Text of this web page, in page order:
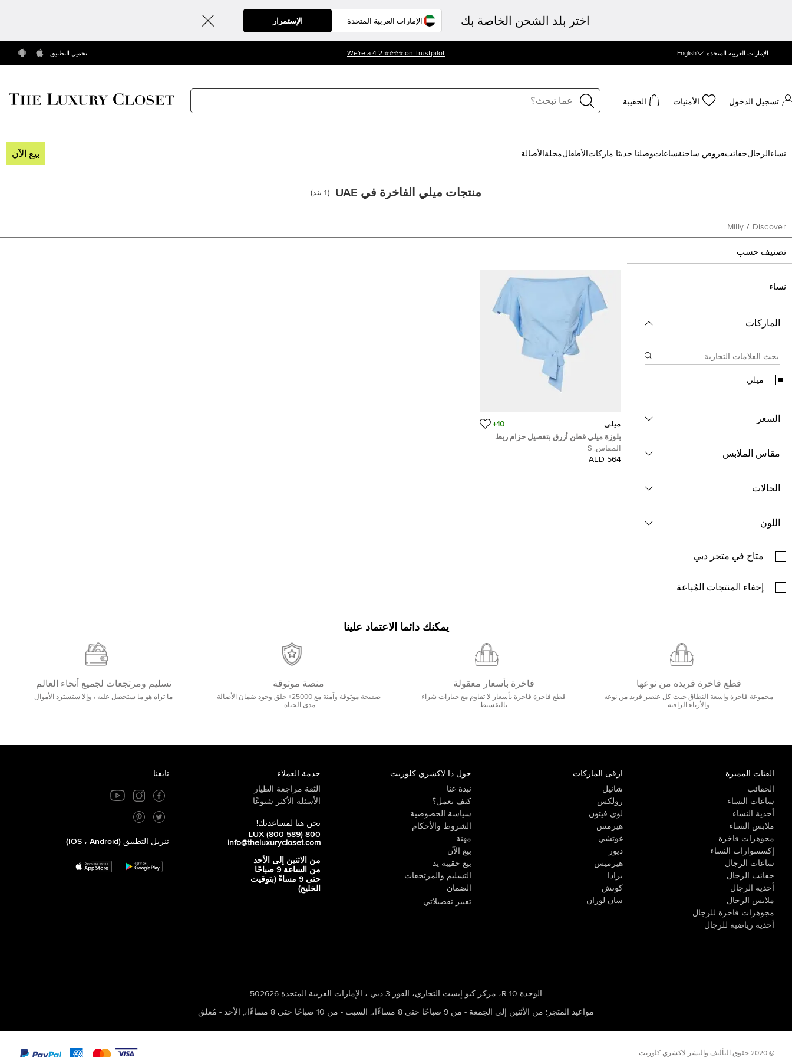
اختر بلد الشحن الخاصة بك الإستمرار
الإمارات العربية المتحدة English أحصل على خصم %10 على أول طلب لك. إستعمل الرمز - WELCOME10 تحميل التطبيق
تسجيل الدخول الأمنيات الحقيبة
نساء الرجالحقائب‍عروض ساخنة‍ساعات‍وصلنا حديثا ‍ ماركات الأطفالمجلة الأصالة بيع الآن
منتجات ميلي الفاخرة في UAE (
1 بند)
Discover
/
Milly
تصنيف حسب
نساء
الماركات
ميلي
السعر
مقاس الملابس
الحالات
اللون
متاح في متجر دبي
إخفاء المنتجات المُباعة
ميلي 10+
بلوزة ميلي قطن أزرق بتفصيل حزام ربط
على الكتف مقاس صغير
المقاس: S
564 AED
يمكنك دائما الاعتماد علينا
قطع فاخرة فريدة من نوعها
مجموعة فاخرة واسعة النطاق حيث كل عنصر فريد من نوعه
والأزياء الراقية
فاخرة بأسعار معقولة
قطع فاخرة فاخرة بأسعار لا تقاوم مع خيارات شراء
بالتقسيط
منصة موثوقة
صفيحة موثوقة وآمنة مع 25000+ خلق وجود ضمان الأصالة
مدى الحياة.
تسليم ومرتجعات لجميع أنحاء العالم
ما تراه هو ما ستحصل عليه ، وإلا ستسترد الأموال
الفئات المميزة
الحقائب
ساعات النساء
أحذية النساء
ملابس النساء
مجوهرات فاخرة
إكسسوارات النساء
ساعات الرجال
حقائب الرجال
أحذية الرجال
ملابس الرجال
مجوهرات فاخرة للرجال
أحذية رياضية للرجال
ارقى الماركات
شانيل
رولكس
لوي فيتون
هيرمس
غوتشي
ديور
هيرميس
برادا
كوتش
سان لوران
حول ذا لاكشري كلوزيت
نبذة عنا
كيف نعمل؟
سياسة الخصوصية
الشروط والأحكام
مهنة
بيع الآن
بيع حقيبة يد
التسليم والمرتجعات
الضمان
تغيير تفضيلاتي
خدمة العملاء
الثقة مراجعة الطيار
الأسئلة الأكثر شيوعًا
نحن هنا لمساعدتك!
800 LUX (800 589)
info@theluxurycloset.com
من الاثنين إلى الأحد
من الساعة 9 صباحًا
حتى 9 مساءً (بتوقيت
الخليج)
تابعنا
تنزيل التطبيق (iOS ، Android)
الوحدة R-10، مركز كيو إيست التجاري، القوز 3 دبي ، الإمارات العربية المتحدة 502626
مواعيد المتجر : من الأثنين إلى الجمعة - من 9 صباحًا حتى 8 مساءًا، , السبت - من 10 صباحًا حتى 8 مساءًا، , الأحد - مُغلق
@ 2020 حقوق التأليف والنشر لاكشري كلوزيت